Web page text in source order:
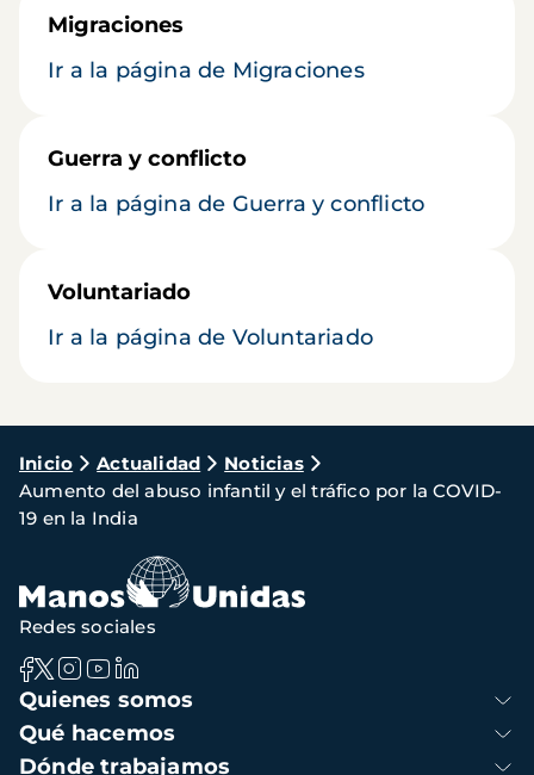
Migraciones
Ir a la página de Migraciones
Guerra y conflicto
Ir a la página de Guerra y conflicto
Voluntariado
Ir a la página de Voluntariado
Ruta
de
navegación
Inicio Actualidad
Noticias
Aumento del abuso infantil y el tráfico por la COVID-
19 en la India
Navegación
principal
Quienes somos
Qué hacemos
Dónde trabajamos
Redes sociales